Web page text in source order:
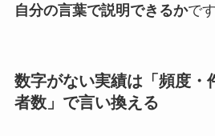
自分の言葉で説明できるかです
数字がない実績は「頻度・
者数」で言い換える